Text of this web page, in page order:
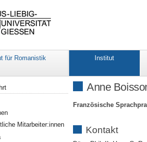
für Romanistik Institut
Anne
Französische
Kontakt
Mitarbeiter:innen